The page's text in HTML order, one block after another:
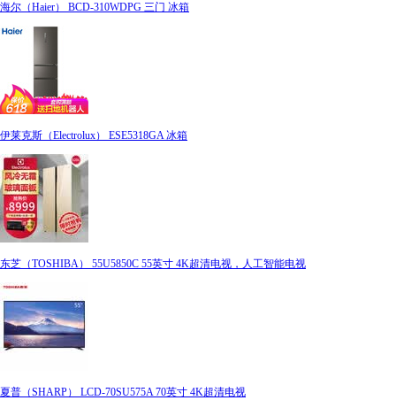
海尔（Haier） BCD-310WDPG 三门 冰箱
伊莱克斯（Electrolux） ESE5318GA 冰箱
东芝（TOSHIBA） 55U5850C 55英寸 4K超清电视，人工智能电视
夏普（SHARP） LCD-70SU575A 70英寸 4K超清电视